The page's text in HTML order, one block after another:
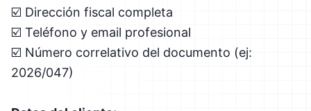
☑️ Dirección fiscal completa
☑️ Teléfono y email profesional
☑️ Número correlativo del documento (ej:
2026/047)